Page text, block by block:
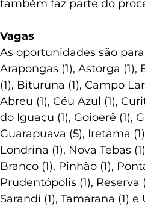
documentação exigida na
Vagas
As oportunidades são
Arapongas (1), Astorga (1),
(1), Bituruna (1), Campo
Abreu (1), Céu Azul (1),
do Iguaçu (1), Goioerê (1),
Guarapuava (5), Iretama
Londrina (1), Nova Tebas
Branco (1), Pinhão (1),
Prudentópolis (1), Reserva